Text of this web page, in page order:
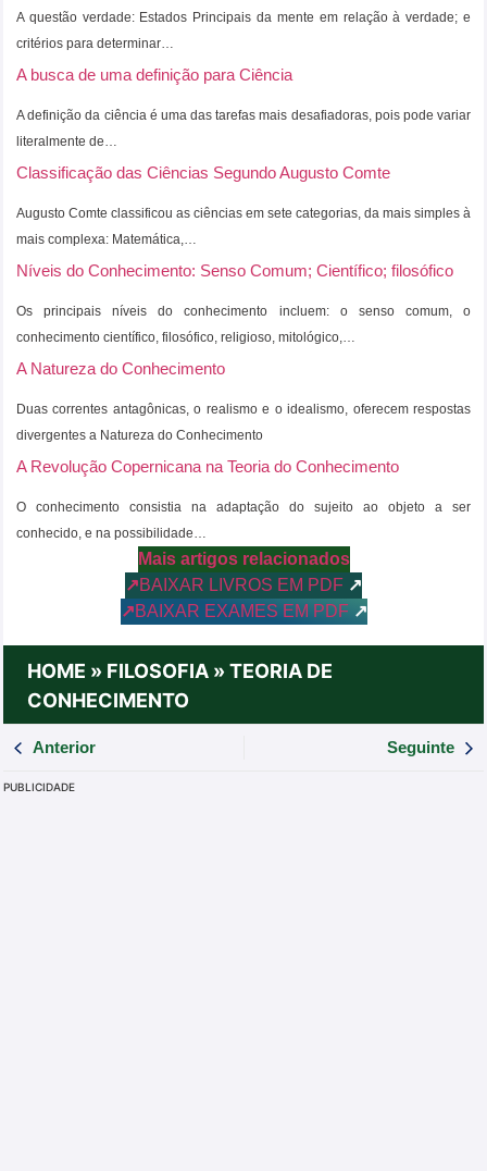
A questão verdade: Estados Principais da mente em relação à verdade; e
critérios para determinar…
A busca de uma definição para Ciência
A definição da ciência é uma das tarefas mais desafiadoras, pois pode variar
literalmente de…
Classificação das Ciências Segundo Augusto Comte
Augusto Comte classificou as ciências em sete categorias, da mais simples à
mais complexa: Matemática,…
Níveis do Conhecimento: Senso Comum; Científico; filosófico
Os principais níveis do conhecimento incluem: o senso comum, o
conhecimento científico, filosófico, religioso, mitológico,…
A Natureza do Conhecimento
Duas correntes antagônicas, o realismo e o idealismo, oferecem respostas
divergentes a Natureza do Conhecimento
A Revolução Copernicana na Teoria do Conhecimento
O conhecimento consistia na adaptação do sujeito ao objeto a ser
conhecido, e na possibilidade…
Mais artigos relacionados
↗BAIXAR LIVROS EM PDF ↗
↗BAIXAR EXAMES EM PDF↗
HOME » FILOSOFIA »TEORIA DE
CONHECIMENTO
Anterior Seguinte
PUBLICIDADE